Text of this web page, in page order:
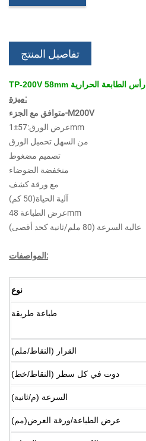
تفاصيل المنتج
TP-200V 58mm رأس الطابعة الحرارية
ميزة:
متوافق مع الجزء-M200V
عرض الورق:57±1mm
من السهل تحميل الورق
تصميم مضغوط
منخفضة الضوضاء
مع ورقة كشف
آلية الحياة(50 كم)
عرض الطباعة 48mm
عالية السرعة (80 ملم/ثانية كحد أقصى)
المواصفات:
نوع
طباعة طريقة
القرار (النقاط/ملم)
دوت في كل سطر (النقاط/خط)
السرعة (م/ثانية)
عرض الطباعة/ورقة العرض(مم)